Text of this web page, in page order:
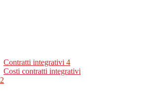
Contratti integrativi 4
Costi contratti integrativi
2